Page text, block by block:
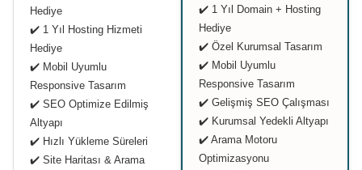
Hediye
✔️ 1 Yıl Hosting Hizmeti
Hediye
✔️ Mobil Uyumlu
Responsive Tasarım
✔️ SEO Optimize Edilmiş
Altyapı
✔️ Hızlı Yükleme Süreleri
✔️ Site Haritası & Arama
✔️ 1 Yıl Domain + Hosting
Hediye
✔️ Özel Kurumsal Tasarım
✔️ Mobil Uyumlu
Responsive Tasarım
✔️ Gelişmiş SEO Çalışması
✔️ Kurumsal Yedekli Altyapı
✔️ Arama Motoru
Optimizasyonu